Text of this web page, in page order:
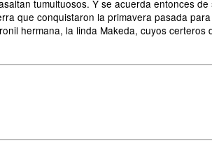
tumultuosos. Y se acuerda entonces
que conquistaron la primavera pasada
hermana, la linda Makeda, cuyos certeros